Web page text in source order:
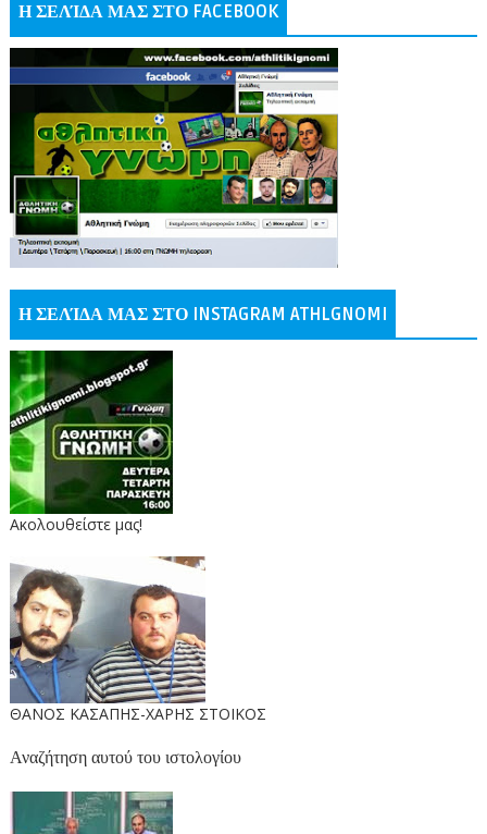
Η ΣΕΛΊΔΑ ΜΑΣ ΣΤΟ FACEBOOK
Η ΣΕΛΊΔΑ ΜΑΣ ΣΤΟ INSTAGRAM ATHLGNOMI
Ακολουθείστε μας!
ΘΑΝΟΣ ΚΑΣΑΠΗΣ-ΧΑΡΗΣ ΣΤΟΙΚΟΣ
Αναζήτηση αυτού του ιστολογίου